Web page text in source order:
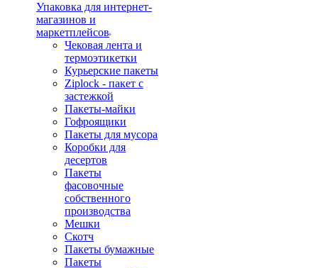
Упаковка для интернет-
магазинов и
маркетплейсов
Чековая лента и
термоэтикетки
Курьерские пакеты
Ziplock - пакет с
застежкой
Пакеты-майки
Гофроящики
Пакеты для мусора
Коробки для
десертов
Пакеты
фасовочные
собственного
производства
Мешки
Скотч
Пакеты бумажные
Пакеты